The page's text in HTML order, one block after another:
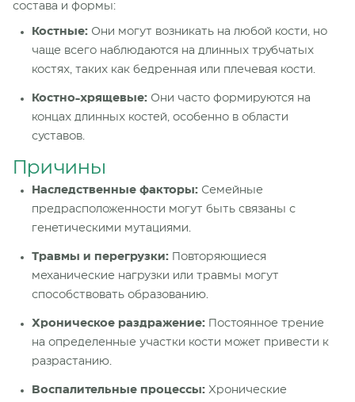
состава и формы:
Костные: Они могут возникать на любой кости, но
чаще всего наблюдаются на длинных трубчатых
костях, таких как бедренная или плечевая кости.
Костно-хрящевые: Они часто формируются на
концах длинных костей, особенно в области
суставов.
Причины
Наследственные факторы: Семейные
предрасположенности могут быть связаны с
генетическими мутациями.
Травмы и перегрузки: Повторяющиеся
механические нагрузки или травмы могут
способствовать образованию.
Хроническое раздражение: Постоянное трение
на определенные участки кости может привести к
разрастанию.
Воспалительные процессы: Хронические